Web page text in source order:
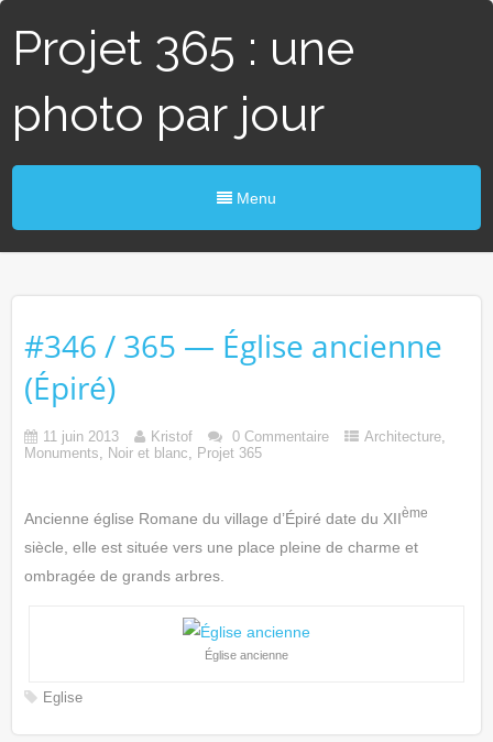
Projet 365 : une
photo par jour
Menu
#346 / 365 — Église ancienne
(Épiré)
11 juin 2013 Kristof 0 Commentaire Architecture,
Monuments, Noir et blanc, Projet 365
Ancienne église Romane du village d’Épiré date du XIIème
siècle, elle est située vers une place pleine de charme et
ombragée de grands arbres.
Église ancienne
Eglise